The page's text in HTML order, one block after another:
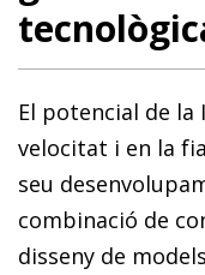
El potencial de la
velocitat i en la
seu
combinació de
disseny de